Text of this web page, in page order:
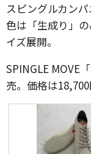
スピングルカン
色は「生成り」
イズ展開。
SPINGLE MOVE
売。価格は18,700